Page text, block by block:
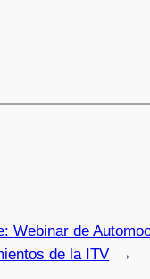
Webinar de
de la ITV
→